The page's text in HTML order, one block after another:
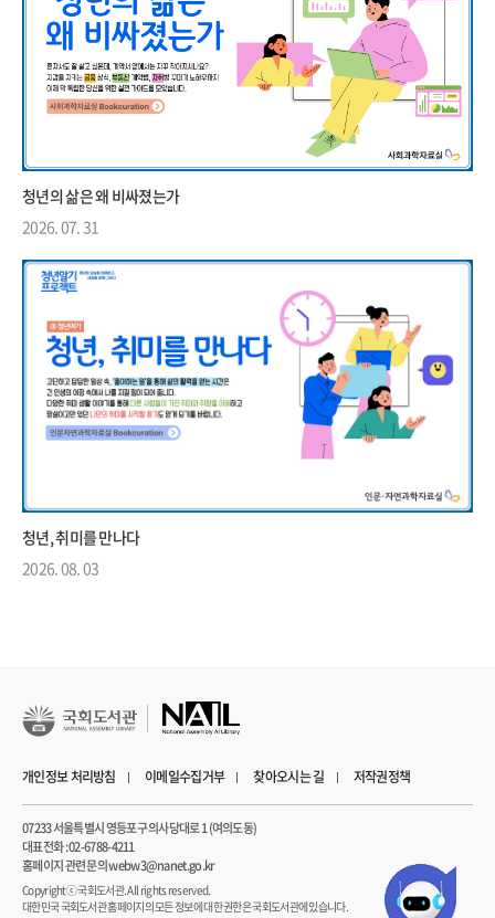
청년의 삶은 왜 비싸졌는가
2026. 07. 31
청년, 취미를 만나다
2026. 08. 03
개인정보 처리방침 이메일수집거부 찾아오시는 길 저작권정책
07233 서울특별시 영등포구 의사당대로 1 (여의도동)
대표전화 : 02-6788-4211
홈페이지 관련 문의 webw3@nanet.go.kr
Copyrightⓒ 국회도서관. All rights reserved.
대한민국 국회도서관 홈페이지의 모든 정보에 대한 권한은 국회도서관에 있습니다.